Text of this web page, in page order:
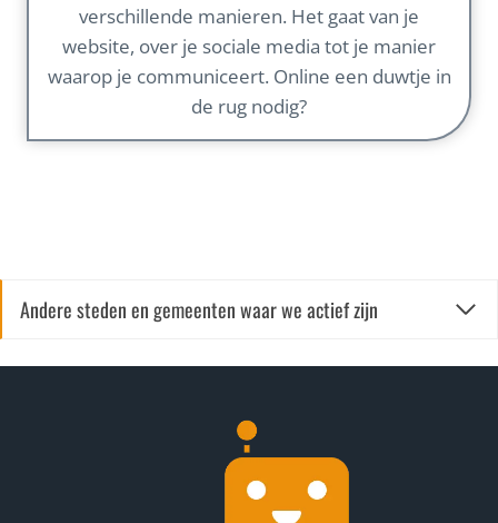
verschillende manieren. Het gaat van je
website, over je sociale media tot je manier
waarop je communiceert. Online een duwtje in
de rug nodig?
Andere steden en gemeenten waar we actief zijn